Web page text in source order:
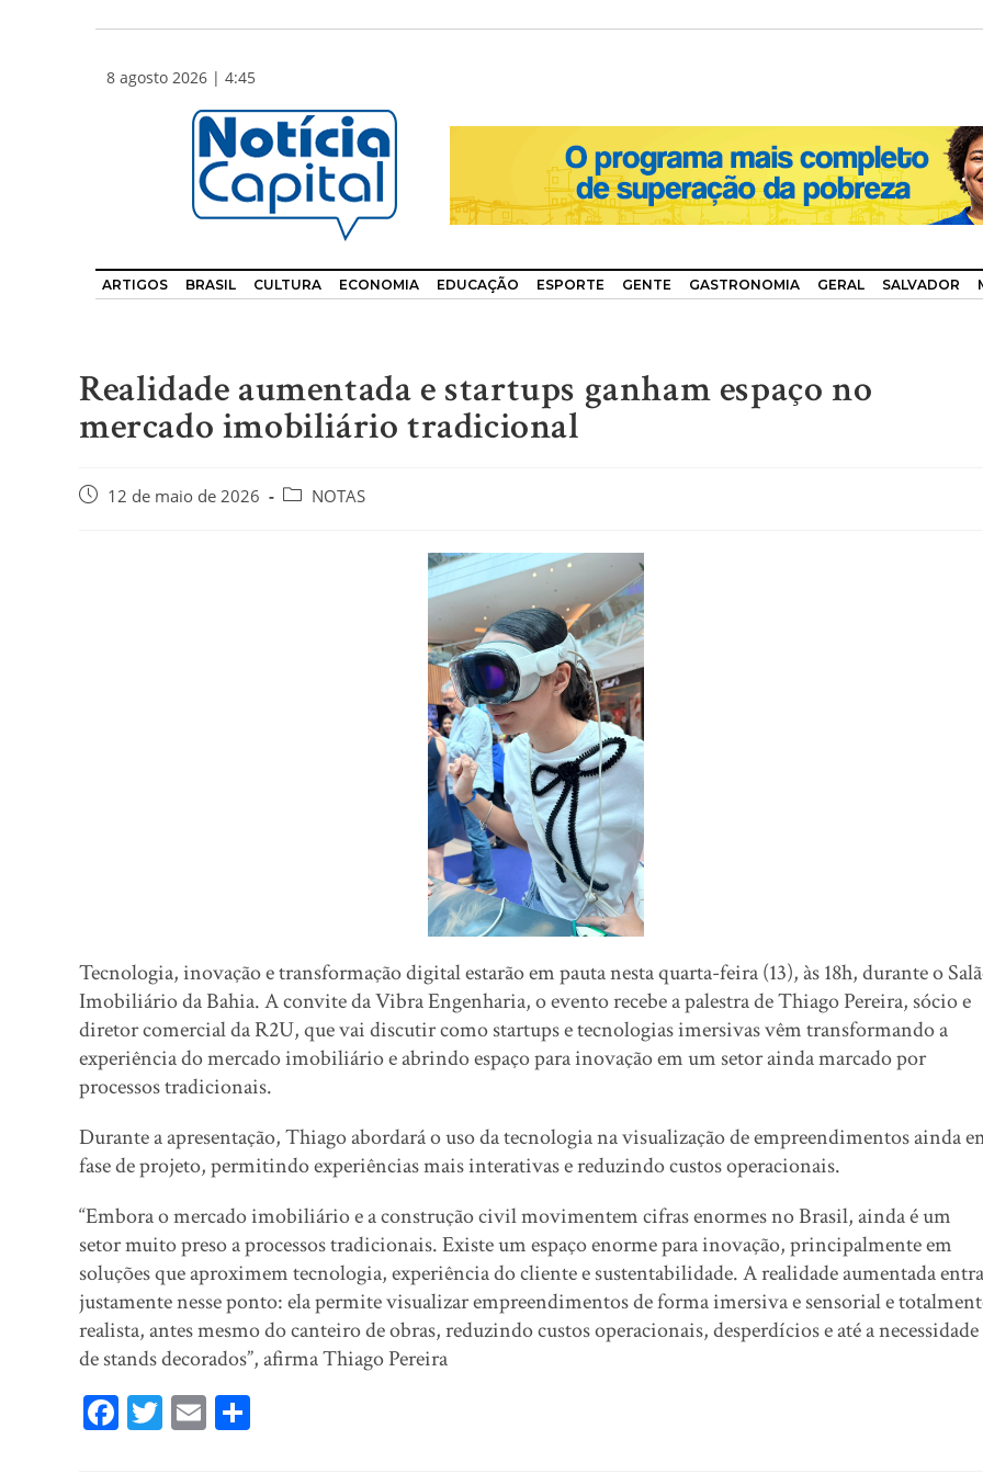
8 agosto 2026 | 4:45
ARTIGOS BRASIL CULTURA ECONOMIA EDUCAÇÃO ESPORTE GENTE GASTRONOMIA GERAL SALVADOR
Realidade aumentada e startups ganham espaço no
mercado imobiliário tradicional
12 de maio de 2026 NOTAS
Tecnologia, inovação e transformação digital estarão em pauta nesta quarta-feira (13), às 18h, durante o
Imobiliário da Bahia. A convite da Vibra Engenharia, o evento recebe a palestra de Thiago Pereira, sócio e
diretor comercial da R2U, que vai discutir como startups e tecnologias imersivas vêm transformando a
experiência do mercado imobiliário e abrindo espaço para inovação em um setor ainda marcado por
processos tradicionais.
Durante a apresentação, Thiago abordará o uso da tecnologia na visualização de empreendimentos ainda
fase de projeto, permitindo experiências mais interativas e reduzindo custos operacionais.
“Embora o mercado imobiliário e a construção civil movimentem cifras enormes no Brasil, ainda é um
setor muito preso a processos tradicionais. Existe um espaço enorme para inovação, principalmente em
soluções que aproximem tecnologia, experiência do cliente e sustentabilidade. A realidade aumentada entra
justamente nesse ponto: ela permite visualizar empreendimentos de forma imersiva e sensorial e
realista, antes mesmo do canteiro de obras, reduzindo custos operacionais, desperdícios e até a necessidade
de stands decorados”, afirma Thiago Pereira
Fa T E